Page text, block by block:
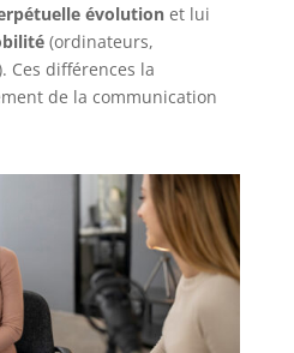
évolutionet lui
(ordinateurs,
Ces différences la
de la communication